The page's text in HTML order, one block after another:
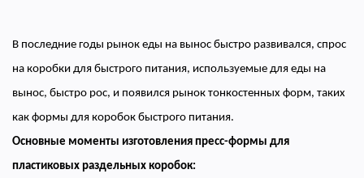
В последние годы рынок еды на вынос быстро развивался, спрос
на коробки для быстрого питания, используемые для еды на
вынос, быстро рос, и появился рынок тонкостенных форм, таких
как формы для коробок быстрого питания.
Основные моменты изготовления пресс-формы для
пластиковых раздельных коробок: